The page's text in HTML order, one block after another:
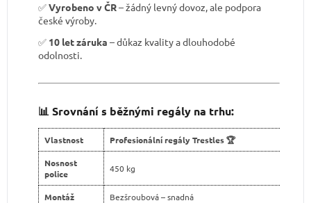
✅Vyrobeno v ČR– žádný levný dovoz, ale podpora
české výroby.
✅ 10 let záruka – důkaz kvality a dlouhodobé
odolnosti.
📊 Srovnání s běžnými regály na trhu:
Vlastnost Profesionální regály Trestles 🏆
Nosnost
police
450 kg
Montáž Bezšroubová – snadná